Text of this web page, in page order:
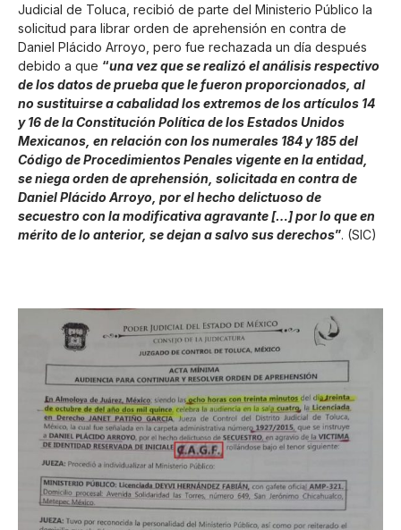
Judicial de Toluca, recibió de parte del Ministerio Público la
solicitud para librar orden de aprehensión en contra de
Daniel Plácido Arroyo, pero fue rechazada un día después
debido a que “una vez que se realizó el análisis respectivo
de los datos de prueba que le fueron proporcionados, al
no sustituirse a cabalidad los extremos de los artículos 14
y 16 de la Constitución Política de los Estados Unidos
Mexicanos, en relación con los numerales 184 y 185 del
Código de Procedimientos Penales vigente en la entidad,
se niega orden de aprehensión, solicitada en contra de
Daniel Plácido Arroyo, por el hecho delictuoso de
secuestro con la modificativa agravante […] por lo que en
mérito de lo anterior, se dejan a salvo sus derechos”. (SIC)